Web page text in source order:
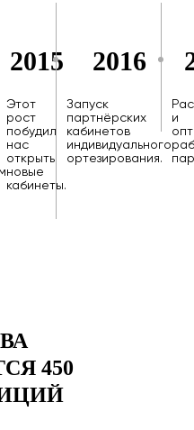
2015
Этот
рост
побудил
нас
открыть
новые
кабинеты.
2016
Запуск
партнёрских
кабинетов
индивидуального
ортезирования.
и
450